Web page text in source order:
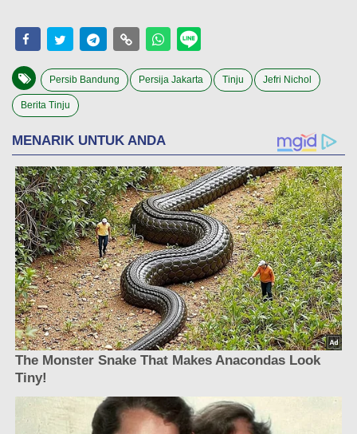
Persib Bandung Persija Jakarta Tinju Jefri Nichol
Berita Tinju